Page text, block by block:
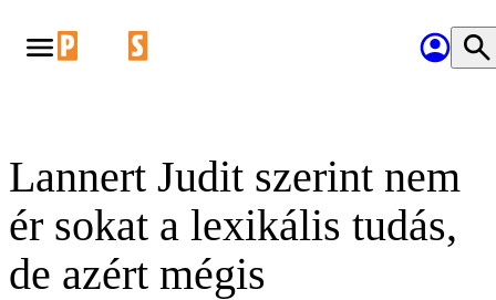
Lannert Judit szerint nem
ér sokat a lexikális tudás,
de azért mégis